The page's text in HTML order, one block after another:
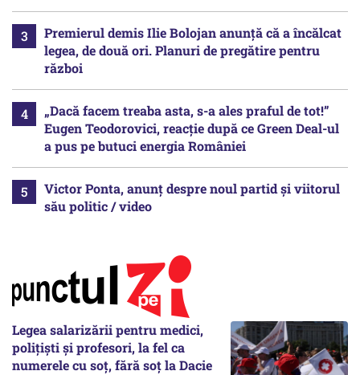
Premierul demis Ilie Bolojan anunță că a încălcat
legea, de două ori. Planuri de pregătire pentru
război
„Dacă facem treaba asta, s-a ales praful de tot!”
Eugen Teodorovici, reacție după ce Green Deal-ul
a pus pe butuci energia României
Victor Ponta, anunț despre noul partid și viitorul
său politic / video
Legea salarizării pentru medici,
polițiști și profesori, la fel ca
numerele cu soț, fără soț la Dacie